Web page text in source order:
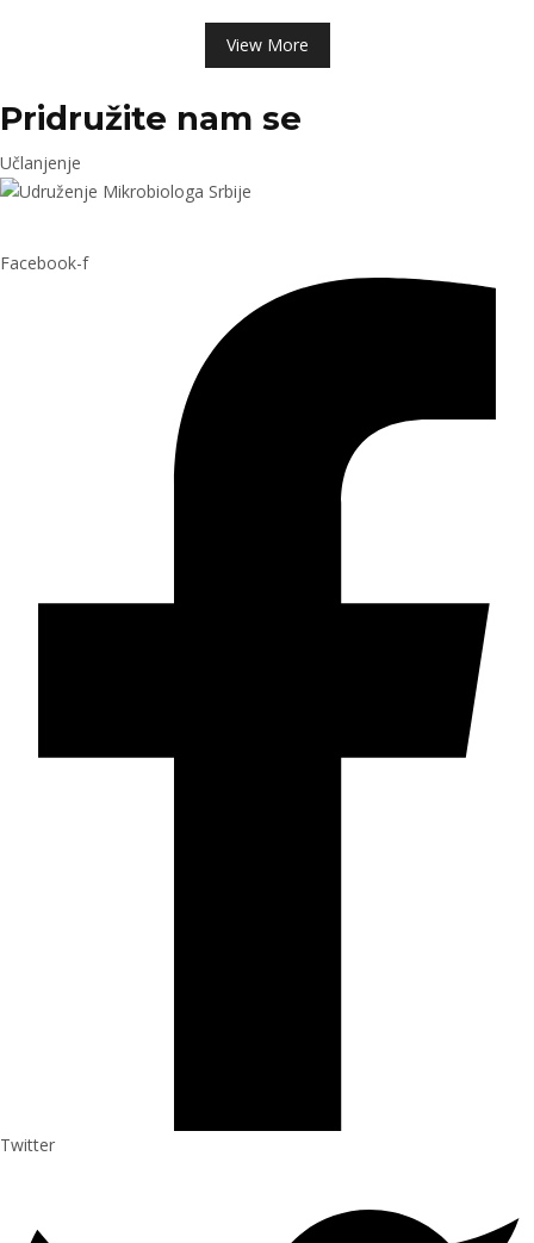
View More
Pridružite nam se
Učlanjenje
Facebook-f
Twitter